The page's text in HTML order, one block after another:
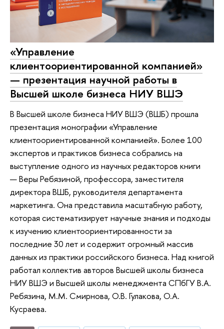
«Управление
клиентоориентированной компанией»
— презентация научной работы в
Высшей школе бизнеса НИУ ВШЭ
В Высшей школе бизнеса НИУ ВШЭ (ВШБ) прошла
презентация монографии «Управление
клиентоориентированной компанией». Более 100
экспертов и практиков бизнеса собрались на
выступление одного из научных редакторов книги
— Веры Ребязиной, профессора, заместителя
директора ВШБ, руководителя департамента
маркетинга. Она представила масштабную работу,
которая систематизирует научные знания и подходы
к изучению клиентоориентированности за
последние 30 лет и содержит огромный массив
данных из практики российского бизнеса. Над книгой
работал коллектив авторов Высшей школы бизнеса
НИУ ВШЭ и Высшей школы менеджмента СПбГУ В.А.
Ребязина, М.М. Смирнова, О.В. Гулакова, О.А.
Кусраева.